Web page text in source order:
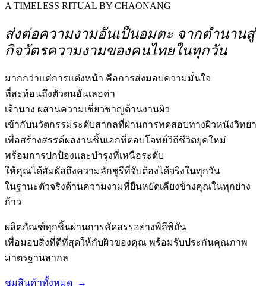
A TIMELESS RITUAL BY CHAONANG
ส่งต่อความงามอันเป็นอมตะ จากตำนานสู่
กิจวัตรความงามของคนไทยในทุกวัน
มากกว่าแค่การแต่งหน้า คือการส่งมอบความมั่นใจ
ที่สะท้อนถึงตัวตนอันเลอค่า
เจ้านาง ผสานความเชี่ยวชาญด้านงานผิว
เข้ากับนวัตกรรมระดับสากลที่ผ่านการทดสอบทางผิวหนังวิทยา
เพื่อสร้างสรรค์ผลงานชิ้นเอกที่ตอบโจทย์วิถีชีวิตยุคใหม่
พร้อมการปกป้องและบำรุงที่เหนือระดับ
ให้คุณได้สัมผัสถึงความลักชูรีที่จับต้องได้จริงในทุกวัน
ในฐานะตัวจริงด้านความงามที่ยืนหยัดเคียงข้างคุณในทุกย่าง
ก้าว
ผลิตภัณฑ์ทุกชิ้นผ่านการคัดสรรอย่างพิถีพิถัน
เพื่อมอบสิ่งที่ดีที่สุดให้กับผิวของคุณ พร้อมรับประกันคุณภาพ
มาตรฐานสากล
ชมสินค้าทั้งหมด →